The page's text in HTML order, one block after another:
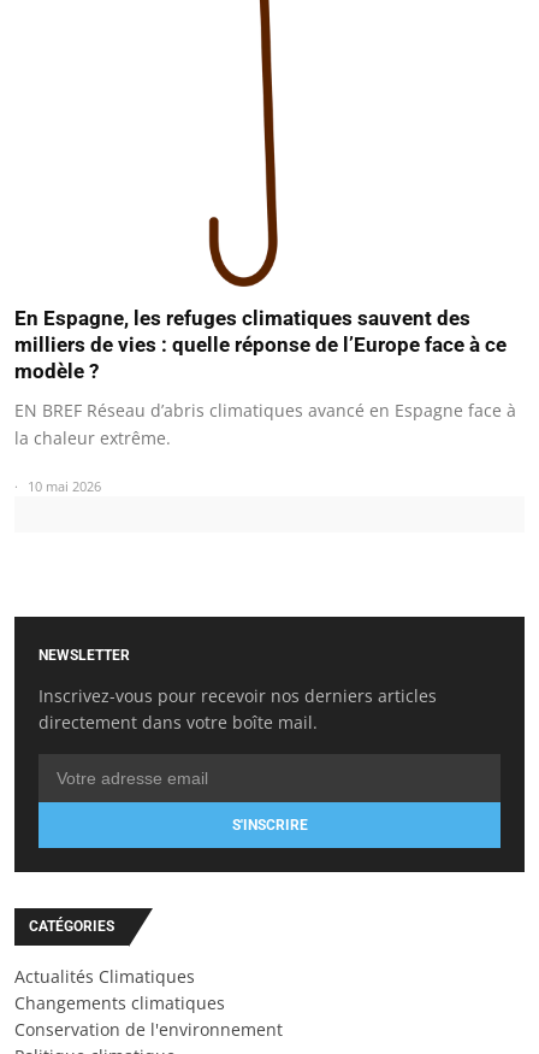
En Espagne, les refuges climatiques sauvent des
milliers de vies : quelle réponse de l’Europe face à ce
modèle ?
EN BREF Réseau d’abris climatiques avancé en Espagne face à
la chaleur extrême.
10 mai 2026
NEWSLETTER
Inscrivez-vous pour recevoir nos derniers articles
directement dans votre boîte mail.
S'INSCRIRE
CATÉGORIES
Actualités Climatiques
Changements climatiques
Conservation de l'environnement